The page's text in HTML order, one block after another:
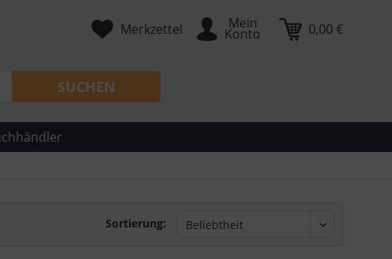
Merkzettel Mein
Konto 0,00 €
SUCHEN
Sortierung: